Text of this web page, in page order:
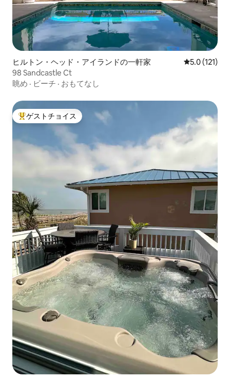
ヒルトン・ヘッド・アイランドの一軒家 レビュー121
5.0 (121)
98 Sandcastle Ct
眺め · ビーチ · おもてなし
大好評のゲストチョイスです。
ゲストチョイス